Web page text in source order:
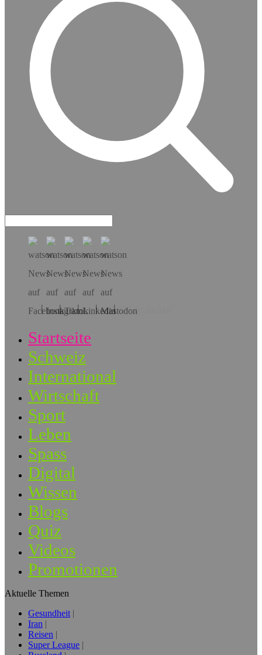
Hol dir die App!
Startseite
Schweiz
International
Wirtschaft
Sport
Leben
Spass
Digital
Wissen
Blogs
Quiz
Videos
Promotionen
Aktuelle Themen
Gesundheit
Iran
Reisen
Super League